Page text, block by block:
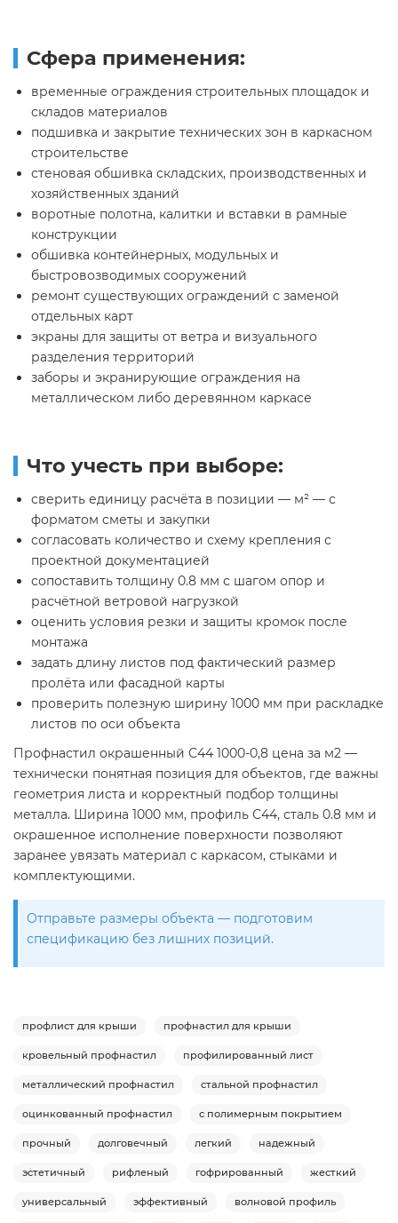
Сфера применения:
временные ограждения строительных площадок и
складов материалов
подшивка и закрытие технических зон в каркасном
строительстве
стеновая обшивка складских, производственных и
хозяйственных зданий
воротные полотна, калитки и вставки в рамные
конструкции
обшивка контейнерных, модульных и
быстровозводимых сооружений
ремонт существующих ограждений с заменой
отдельных карт
экраны для защиты от ветра и визуального
разделения территорий
заборы и экранирующие ограждения на
металлическом либо деревянном каркасе
Что учесть при выборе:
сверить единицу расчёта в позиции — м² — с
форматом сметы и закупки
согласовать количество и схему крепления с
проектной документацией
сопоставить толщину 0.8 мм с шагом опор и
расчётной ветровой нагрузкой
оценить условия резки и защиты кромок после
монтажа
задать длину листов под фактический размер
пролёта или фасадной карты
проверить полезную ширину 1000 мм при раскладке
листов по оси объекта
Профнастил окрашенный С44 1000-0,8 цена за м2 —
технически понятная позиция для объектов, где важны
геометрия листа и корректный подбор толщины
металла. Ширина 1000 мм, профиль С44, сталь 0.8 мм и
окрашенное исполнение поверхности позволяют
заранее увязать материал с каркасом, стыками и
комплектующими.
Отправьте размеры объекта — подготовим
спецификацию без лишних позиций.
профлист для крыши профнастил для крыши
кровельный профнастил профилированный лист
металлический профнастил стальной профнастил
оцинкованный профнастил с полимерным покрытием
прочный долговечный легкий надежный
эстетичный рифленый гофрированный жесткий
универсальный эффективный волновой профиль